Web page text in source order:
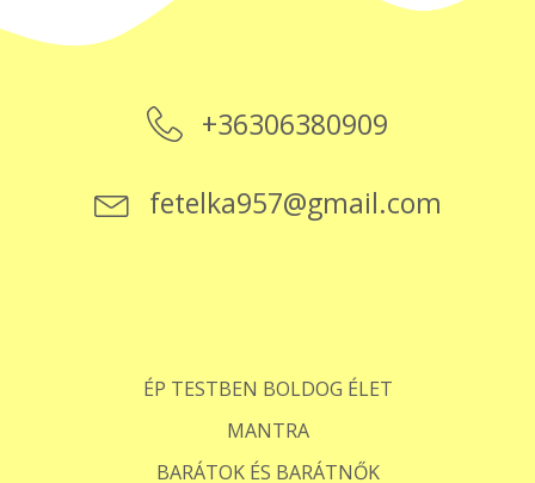
+36306380909
fetelka957@gmail.com
ÉP TESTBEN BOLDOG ÉLET
MANTRA
BARÁTOK ÉS BARÁTNŐK